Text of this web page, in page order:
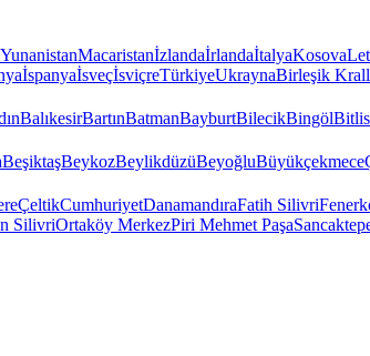
YunanistanMacaristanİzlandaİrlandaİtalyaKosova
İspanyaİsveçİsviçreTürkiyeUkraynaBirleşik
BalıkesirBartınBatmanBayburtBilecikBingölBitlis
BeşiktaşBeykozBeylikdüzüBeyoğluBüyükçekmece
ÇeltikCumhuriyetDanamandıraFatih Silivri
SilivriOrtaköy MerkezPiri Mehmet Paşa